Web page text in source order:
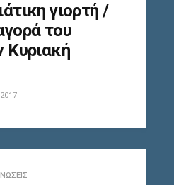
γιορτή /
του
Κυριακή